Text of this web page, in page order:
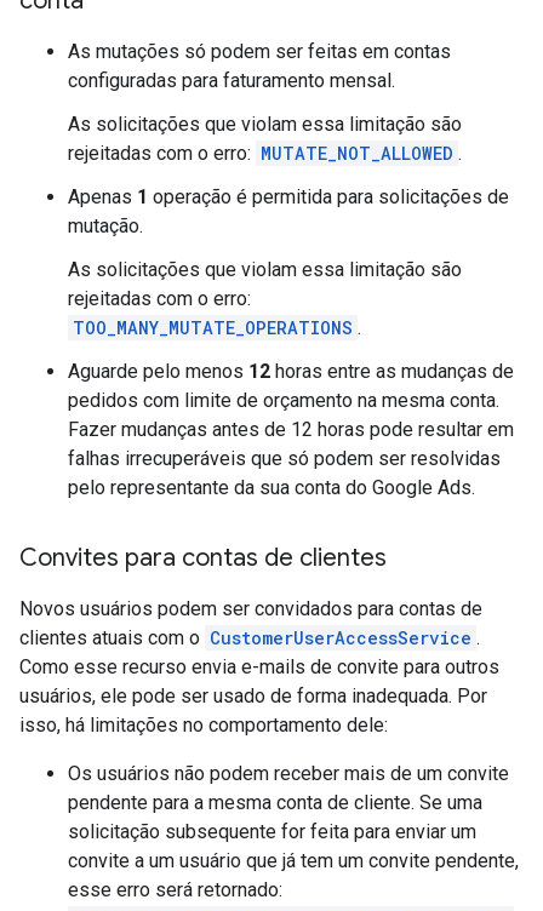
As mutações só podem ser feitas em contas
configuradas para faturamento mensal.
As solicitações que violam essa limitação são
rejeitadas com o erro: MUTATE_NOT_ALLOWED .
Apenas 1 operação é permitida para solicitações de
mutação.
As solicitações que violam essa limitação são
rejeitadas com o erro:
TOO_MANY_MUTATE_OPERATIONS .
Aguarde pelo menos 12 horas entre as mudanças de
pedidos com limite de orçamento na mesma conta.
Fazer mudanças antes de 12 horas pode resultar em
falhas irrecuperáveis que só podem ser resolvidas
pelo representante da sua conta do Google Ads.
Convites para contas de clientes
Novos usuários podem ser convidados para contas de
clientes atuais com o CustomerUserAccessService .
Como esse recurso envia e-mails de convite para outros
usuários, ele pode ser usado de forma inadequada. Por
isso, há limitações no comportamento dele:
Os usuários não podem receber mais de um convite
pendente para a mesma conta de cliente. Se uma
solicitação subsequente for feita para enviar um
convite a um usuário que já tem um convite pendente,
esse erro será retornado: